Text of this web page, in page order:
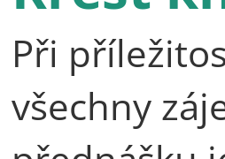
Při
všechny